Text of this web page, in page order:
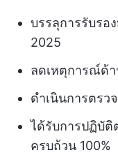
บรรลุการรับรอ
2025
ลดเหตุการณ์ด้
ดำเนินการตร
ได้รับการปฏิบั
ครบถ้วน 100%